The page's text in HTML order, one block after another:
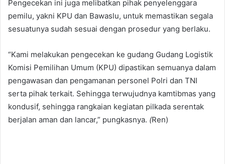
Pengecekan ini juga melibatkan pihak penyelenggara
pemilu, yakni KPU dan Bawaslu, untuk memastikan segala
sesuatunya sudah sesuai dengan prosedur yang berlaku.
“Kami melakukan pengecekan ke gudang Gudang Logistik
Komisi Pemilihan Umum (KPU) dipastikan semuanya dalam
pengawasan dan pengamanan personel Polri dan TNI
serta pihak terkait. Sehingga terwujudnya kamtibmas yang
kondusif, sehingga rangkaian kegiatan pilkada serentak
berjalan aman dan lancar,” pungkasnya. (Ren)